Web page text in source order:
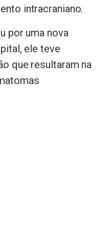
intracraniano.
por uma nova
ele teve
que resultaram na